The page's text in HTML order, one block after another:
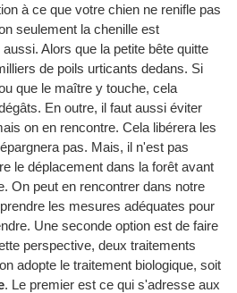
à ce que votre chien ne renifle pas
seulement la chenille est
Alors que la petite bête quitte
de poils urticants dedans. Si
que le maître y touche, cela
En outre, il faut aussi éviter
on en rencontre. Cela libérera les
pas. Mais, il n'est pas
le déplacement dans la forêt avant
On peut en rencontrer dans notre
les mesures adéquates pour
Une seconde option est de faire
perspective, deux traitements
adopte le traitement biologique, soit
. Le premier est ce qui s'adresse aux